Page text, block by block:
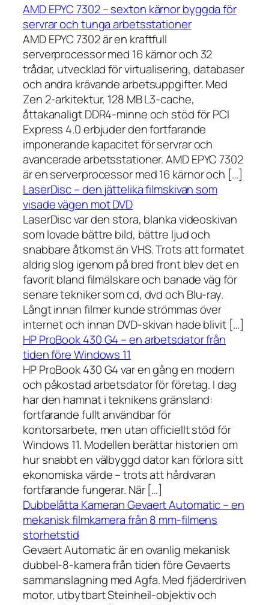
AMD EPYC 7302 – sexton kärnor byggda för
servrar och tunga arbetsstationer
AMD EPYC 7302 är en kraftfull
serverprocessor med 16 kärnor och 32
trådar, utvecklad för virtualisering, databaser
och andra krävande arbetsuppgifter. Med
Zen 2-arkitektur, 128 MB L3-cache,
åttakanaligt DDR4-minne och stöd för PCI
Express 4.0 erbjuder den fortfarande
imponerande kapacitet för servrar och
avancerade arbetsstationer. AMD EPYC 7302
är en serverprocessor med 16 kärnor och […]
LaserDisc – den jättelika filmskivan som
visade vägen mot DVD
LaserDisc var den stora, blanka videoskivan
som lovade bättre bild, bättre ljud och
snabbare åtkomst än VHS. Trots att formatet
aldrig slog igenom på bred front blev det en
favorit bland filmälskare och banade väg för
senare tekniker som cd, dvd och Blu-ray.
Långt innan filmer kunde strömmas över
internet och innan DVD-skivan hade blivit […]
HP ProBook 430 G4 – en arbetsdator från
tiden före Windows 11
HP ProBook 430 G4 var en gång en modern
och påkostad arbetsdator för företag. I dag
har den hamnat i teknikens gränsland:
fortfarande fullt användbar för
kontorsarbete, men utan officiellt stöd för
Windows 11. Modellen berättar historien om
hur snabbt en välbyggd dator kan förlora sitt
ekonomiska värde – trots att hårdvaran
fortfarande fungerar. När […]
Dubbelåtta Kameran Gevaert Automatic – en
mekanisk filmkamera från 8 mm-filmens
storhetstid
Gevaert Automatic är en ovanlig mekanisk
dubbel-8-kamera från tiden före Gevaerts
sammanslagning med Agfa. Med fjäderdriven
motor, utbytbart Steinheil-objektiv och